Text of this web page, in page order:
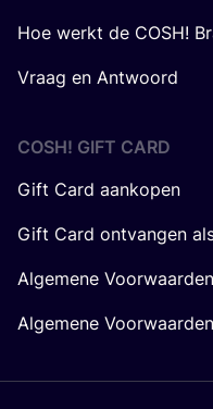
Hoe werkt de COSH!
Vraag en Antwoord
COSH! GIFT CARD
Gift Card aankopen
Gift Card ontvangen
Algemene
Algemene